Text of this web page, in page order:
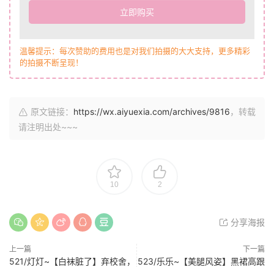
立即购买
温馨提示：每次赞助的费用也是对我们拍摄的大大支持，更多精彩
的拍摄不断呈现！
原文链接： https://wx.aiyuexia.com/archives/9816，转载
请注明出处~~~
10 2
分享海报
上一篇
521/灯灯~【白袜脏了】弃校舍，
下一篇
523/乐乐~【美腿风姿】黑裙高跟